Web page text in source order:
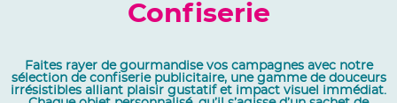
Confiserie
Faites rayer de gourmandise vos campagnes avec notre
sélection de confiserie publicitaire, une gamme de douceurs
irrésistibles alliant plaisir gustatif et impact visuel immédiat.